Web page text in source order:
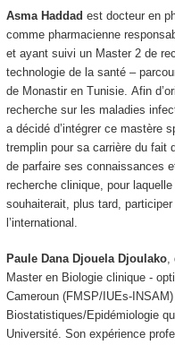
Asma Haddad est docteur en
comme pharmacienne
et ayant suivi un Master 2 de
technologie de la santé –
de Monastir en Tunisie. Afin
recherche sur les maladies
a décidé d’intégrer ce mastère
tremplin pour sa carrière du fait
de parfaire ses connaissances
recherche clinique, pour
souhaiterait, plus tard,
l’international.
Paule Dana Djouela Djoulako,
Master en Biologie clinique -
Cameroun (FMSP/IUEs-INSAM)
Biostatistiques/Epidémiologie
Université. Son expérience